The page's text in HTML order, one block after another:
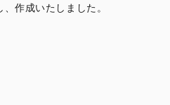
作成いたしました。